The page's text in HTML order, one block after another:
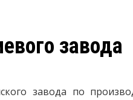
завода
завода по